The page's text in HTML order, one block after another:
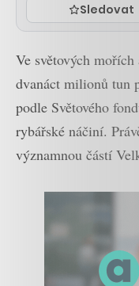
Sledovat
Ve světových
dvanáct milionů tun
podle Světového
rybářské náčiní.
významnou částí